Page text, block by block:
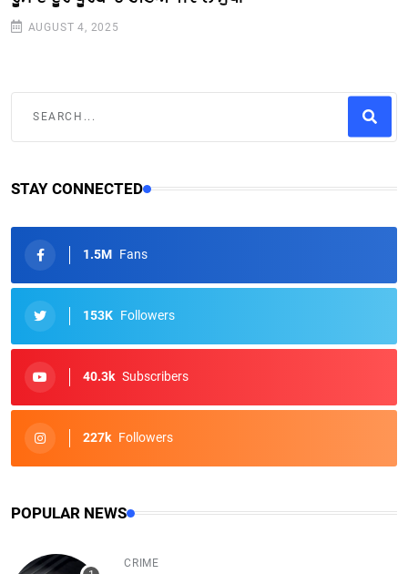
AUGUST 4, 2025
STAY CONNECTED
1.5M Fans
153K Followers
40.3k Subscribers
227k Followers
POPULAR NEWS
CRIME